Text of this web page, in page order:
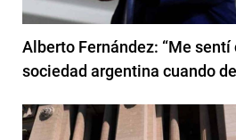
Alberto Fernández: “Me sentí
sociedad argentina cuando